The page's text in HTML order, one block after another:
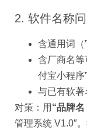
2. 软件名称
含通用词（
含厂商名等
付宝小程序”
与已有软著
对策：用 “品牌名
管理系统 V1.0″